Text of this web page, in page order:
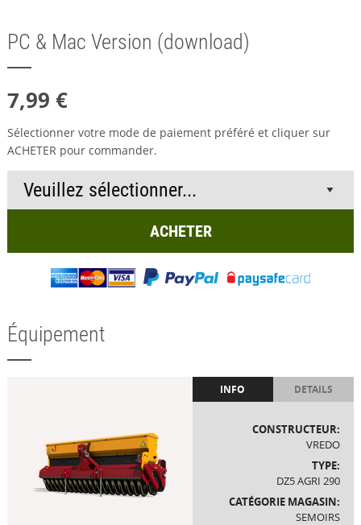
PC & Mac Version (download)
7,99 €
Sélectionner votre mode de paiement préféré et cliquer sur
ACHETER pour commander.
ACHETER
Équipement
INFO DETAILS
CONSTRUCTEUR:
VREDO
TYPE:
DZ5 AGRI 290
CATÉGORIE MAGASIN:
SEMOIRS